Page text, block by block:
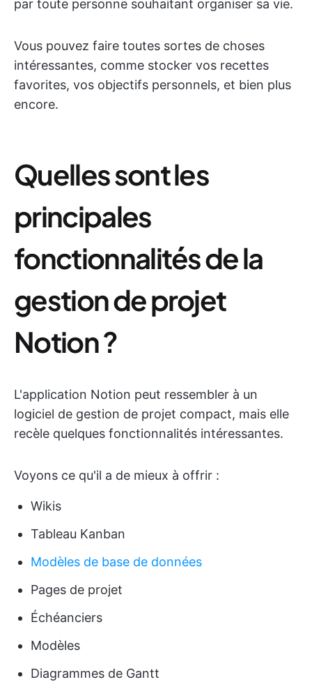
par toute personne souhaitant organiser sa vie.
Vous pouvez faire toutes sortes de choses
intéressantes, comme stocker vos recettes
favorites, vos objectifs personnels, et bien plus
encore.
Quelles sont les
principales
fonctionnalités de la
gestion de projet
Notion ?
L'application Notion peut ressembler à un
logiciel de gestion de projet compact, mais elle
recèle quelques fonctionnalités intéressantes.
Voyons ce qu'il a de mieux à offrir :
Wikis
Tableau Kanban
Modèles de base de données
Pages de projet
Échéanciers
Modèles
Diagrammes de Gantt